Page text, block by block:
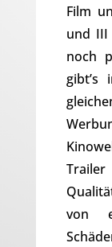
Film
und III
noch
gibt’s
von